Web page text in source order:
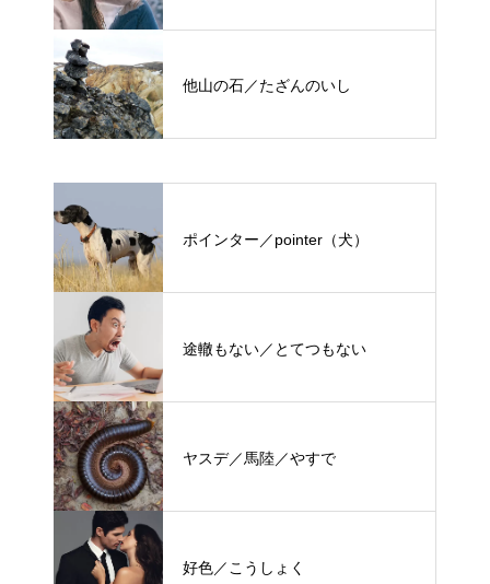
他山の石／たざんのいし
ポインター／pointer（犬）
途轍もない／とてつもない
ヤスデ／馬陸／やすで
好色／こうしょく